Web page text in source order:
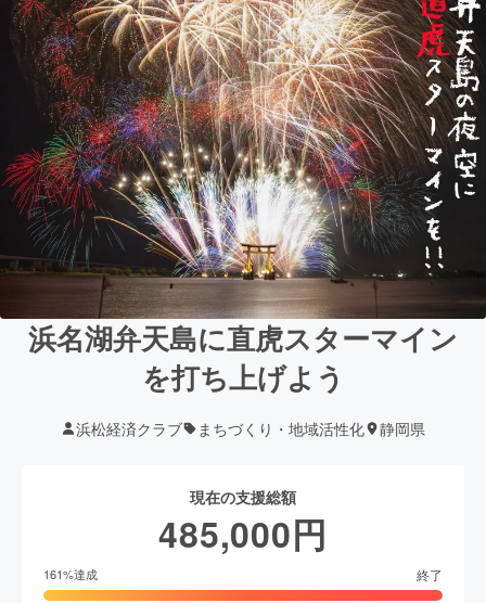
浜名湖弁天島に直虎スターマイン
を打ち上げよう
浜松経済クラブ まちづくり・地域活性化 静岡県
現在の支援総額
485,000円
161%達成 終了